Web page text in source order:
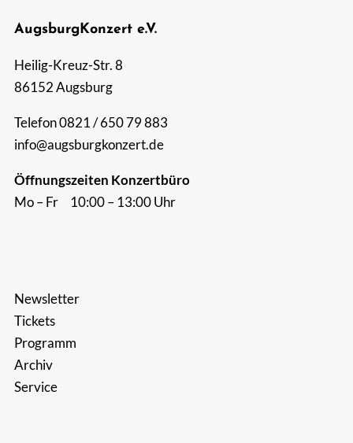
Suche
nach:
AugsburgKonzert e.V.
Heilig-Kreuz-Str. 8
86152 Augsburg
Telefon 0821 / 650 79 883
info@augsburgkonzert.de
Öffnungszeiten Konzertbüro
Mo – Fr 10:00 – 13:00 Uhr
Newsletter
Tickets
Programm
Archiv
Service